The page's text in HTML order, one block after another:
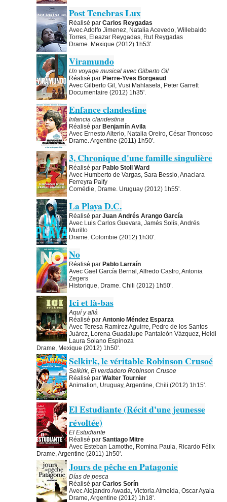
Post Tenebras Lux
Réalisé par Carlos Reygadas
Avec Adolfo Jimenez, Natalia Acevedo, Willebaldo
Torres, Eleazar Reygadas, Rut Reygadas
Drame. Mexique (2012) 1h53'.
Viramundo
Un voyage musical avec Gilberto Gil
Réalisé par Pierre-Yves Borgeaud
Avec Gilberto Gil, Vusi Mahlasela, Peter Garrett
Documentaire (2012) 1h35'.
Enfance clandestine
Infancia clandestina
Réalisé par Benjamín Avila
Avec Ernesto Alterio, Natalia Oreiro, César Troncoso
Drame. Argentine (2011) 1h50'.
3, Chronique d'une famille singulière
Réalisé par Pablo Stoll Ward
Avec Humberto de Vargas, Sara Bessio, Anaclara
Ferreyra Palfy
Comédie, Drame. Uruguay (2012) 1h55'.
La Playa D.C.
Réalisé par Juan Andrés Arango García
Avec Luis Carlos Guevara, Jamés Solís, Andrés
Murillo
Drame. Colombie (2012) 1h30'.
No
Réalisé par Pablo Larraín
Avec Gael García Bernal, Alfredo Castro, Antonia
Zegers
Historique, Drame. Chili (2012) 1h50'.
Ici et là-bas
Aquí y allá
Réalisé par Antonio Méndez Esparza
Avec Teresa Ramírez Aguirre, Pedro de los Santos
Juárez, Lorena Guadalupe Pantaleón Vázquez, Heidi
Laura Solano Espinoza
Drame, Mexique (2012) 1h50'.
Selkirk, le véritable Robinson Crusoé
Selkirk, El verdadero Robinson Crusoe
Réalisé par Walter Tournier
Animation, Uruguay, Argentine, Chili (2012) 1h15'.
El Estudiante (Récit d'une jeunesse
révoltée)
El Estudiante
Réalisé par Santiago Mitre
Avec Esteban Lamothe, Romina Paula, Ricardo Félix
Drame, Argentine (2011) 1h50'.
Jours de pêche en Patagonie
Días de pesca
Réalisé par Carlos Sorín
Avec Alejandro Awada, Victoria Almeida, Oscar Ayala
Drame, Argentine (2012) 1h18'.